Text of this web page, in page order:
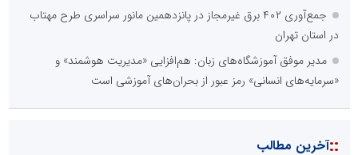
جمع‌آوری ۴۰۲ برق غیرمجاز در پانزدهمین مانور سراسری طرح مهتاب
در استان تهران
مدیر موفق آموزشگاه‌های زبان: هم‌افزایی «مدیریت هوشمند» و
«سرمایه‌های انسانی» رمز عبور از بحران‌های آموزشی است
::آخرین مطالب